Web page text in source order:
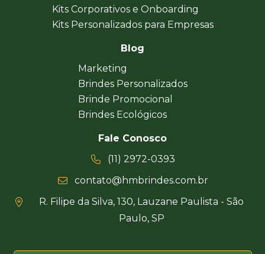
Kits Corporativos e Onboarding
Kits Personalizados para Empresas
Blog
Marketing
Brindes Personalizados
Brinde Promocional
Brindes Ecológicos
Fale Conosco
(11) 2972-0393
contato@hmbrindes.com.br
R. Filipe da Silva, 130, Lauzane Paulista - São
Paulo, SP